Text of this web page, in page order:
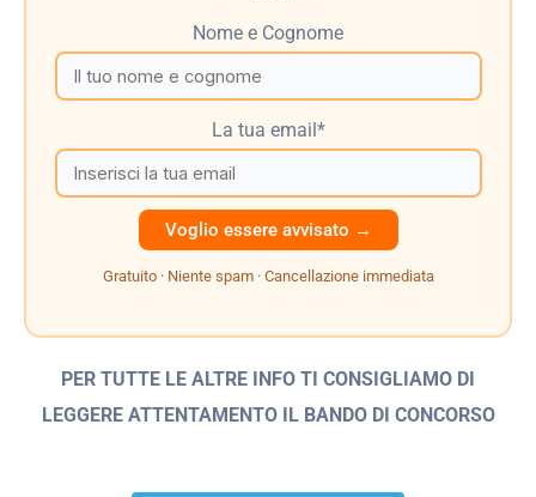
Nome e Cognome
La tua email*
Gratuito · Niente spam · Cancellazione immediata
PER TUTTE LE ALTRE INFO TI CONSIGLIAMO DI
LEGGERE ATTENTAMENTO IL BANDO DI CONCORSO